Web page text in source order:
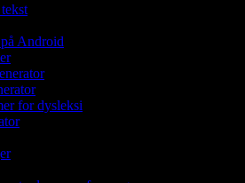
Android
for dysleksi